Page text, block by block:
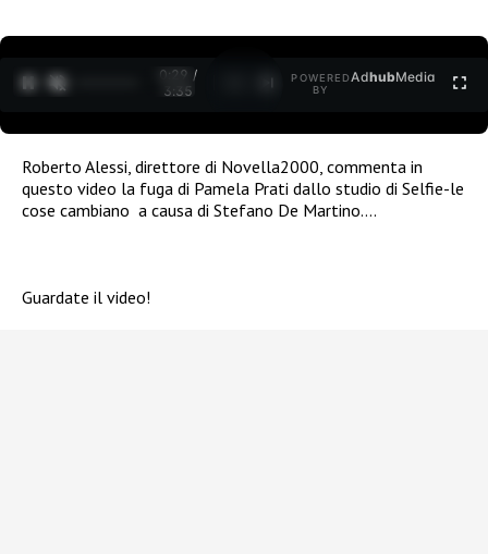
0:30 /
3:35
POWERED
BY
AdhubMedia
Roberto Alessi, direttore di Novella2000, commenta in
questo video la fuga di Pamela Prati dallo studio di Selfie-le
cose cambiano a causa di Stefano De Martino….
Guardate il video!